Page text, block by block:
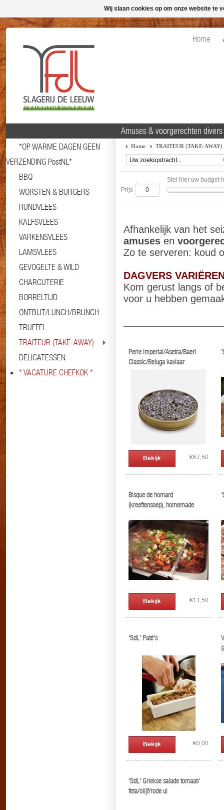
Home
*OP WARME DAGEN GEEN
VERZENDING PostNL*
BBQ
WORSTEN & BURGERS
RUNDVLEES
KALFSVLEES
VARKENSVLEES
LAMSVLEES
GEVOGELTE & WILD
CHARCUTERIE
BORRELTIJD
ONTBIJT/LUNCH/BRUNCH
TRUFFEL
TRAITEUR (TAKE-AWAY)
DELICATESSEN
* VACATURE CHEFKOK *
Amuses & voorgerechten
Home TRAITEUR (TAKE-AWAY)
Stel hier uw budget
Prijs
Afhankelijk van het
amuses en
Zo te serveren: koud
DAGVERS
Kom gerust langs of
voor u hebben
Perle Imperial/Asetra/Baeri
Classic/Beluga kaviaar
Bekijk €67,50
Bisque de homard
(kreeftensoep), homemade
Bekijk €11,50
'SdL' Paté's
Bekijk €0,00
'SdL' Griekse salade tomaat/
feta/olijf/rode ui
Wij slaan cookies op om onze website te